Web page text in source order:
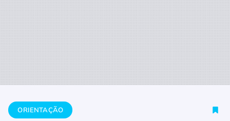
Home Orientação Como evitar o gato arranhando o sofá?
ORIENTAÇÃO